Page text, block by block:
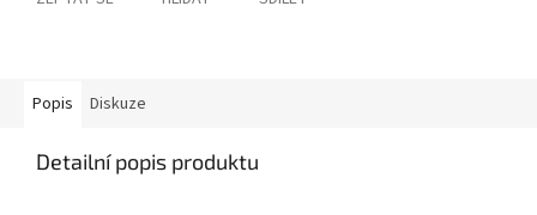
Popis Diskuze
Detailní popis produktu